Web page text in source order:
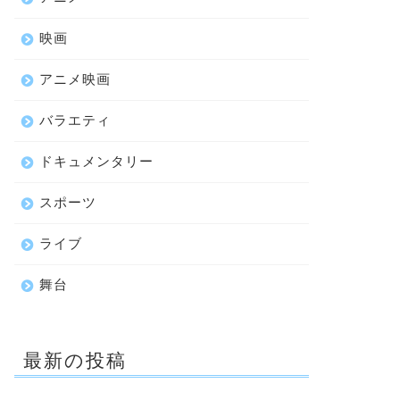
映画
アニメ映画
バラエティ
ドキュメンタリー
スポーツ
ライブ
舞台
最新の投稿